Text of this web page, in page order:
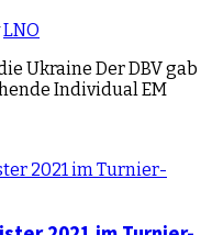
LNO
Ukraine Der DBV gab
Individual EM